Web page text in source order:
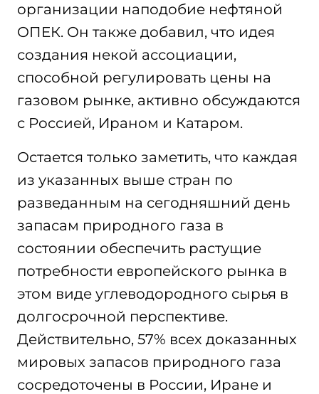
организации наподобие нефтяной
ОПЕК. Он также добавил, что идея
создания некой ассоциации,
способной регулировать цены на
газовом рынке, активно обсуждаются
с Россией, Ираном и Катаром.
Остается только заметить, что каждая
из указанных выше стран по
разведанным на сегодняшний день
запасам природного газа в
состоянии обеспечить растущие
потребности европейского рынка в
этом виде углеводородного сырья в
долгосрочной перспективе.
Действительно, 57% всех доказанных
мировых запасов природного газа
сосредоточены в России, Иране и